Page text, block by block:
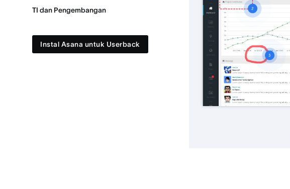
TI dan Pengembangan
Instal Asana untuk Userback